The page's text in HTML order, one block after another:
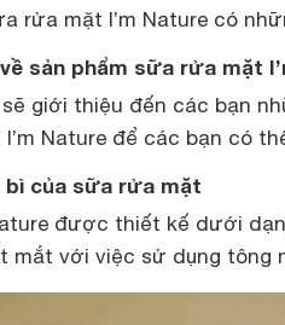
rửa mặt I’m Nature có
sản phẩm sữa rửa mặt
giới thiệu đến các bạn
Nature để các bạn có
bì của sữa rửa mặt
được thiết kế dưới
mắt với việc sử dụng tông